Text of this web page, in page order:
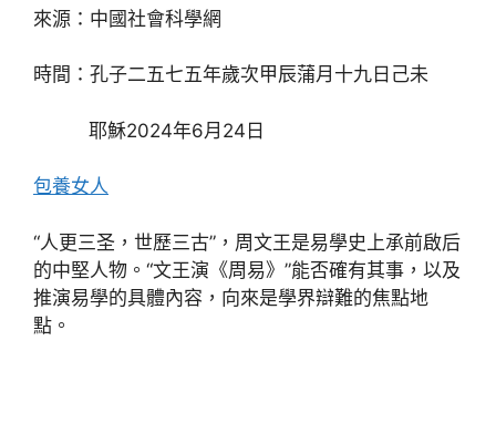
來源：中國社會科學網
時間：孔子二五七五年歲次甲辰蒲月十九日己未
耶穌2024年6月24日
包養女人
“人更三圣，世歷三古”，周文王是易學史上承前啟后
的中堅人物。“文王演《周易》”能否確有其事，以及
推演易學的具體內容，向來是學界辯難的焦點地
點。